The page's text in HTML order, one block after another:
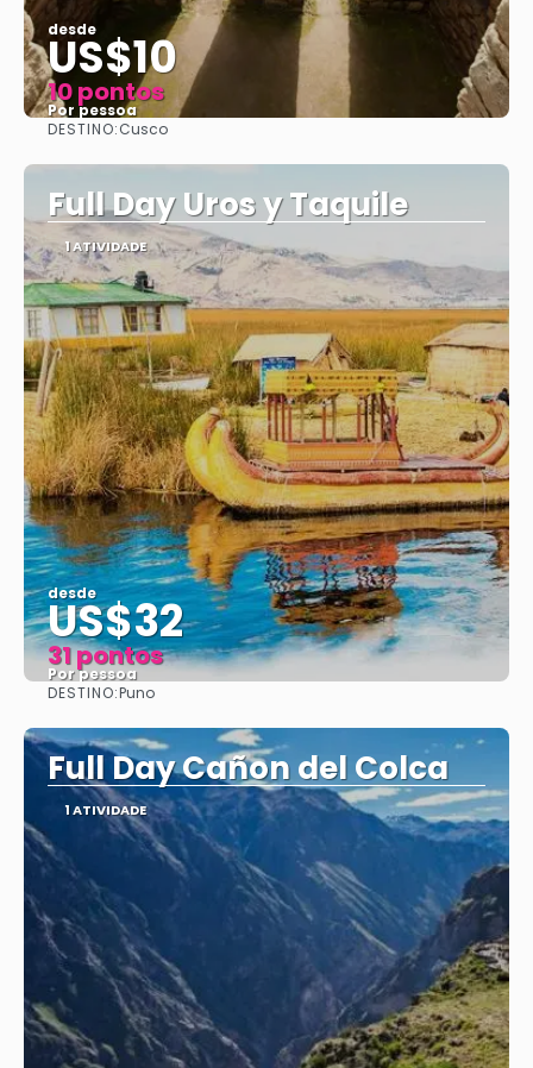
desde
US$10
10 pontos
Por pessoa
DESTINO:Cusco
Full Day Uros y Taquile
1 ATIVIDADE
desde
US$32
31 pontos
Por pessoa
DESTINO:Puno
Full Day Cañon del Colca
1 ATIVIDADE